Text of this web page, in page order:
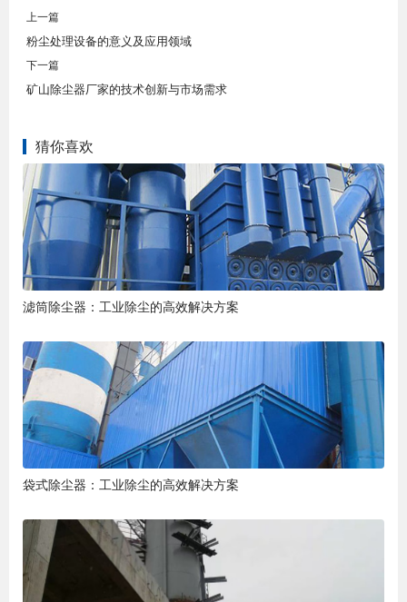
上一篇
粉尘处理设备的意义及应用领域
下一篇
矿山除尘器厂家的技术创新与市场需求
猜你喜欢
滤筒除尘器：工业除尘的高效解决方案
袋式除尘器：工业除尘的高效解决方案